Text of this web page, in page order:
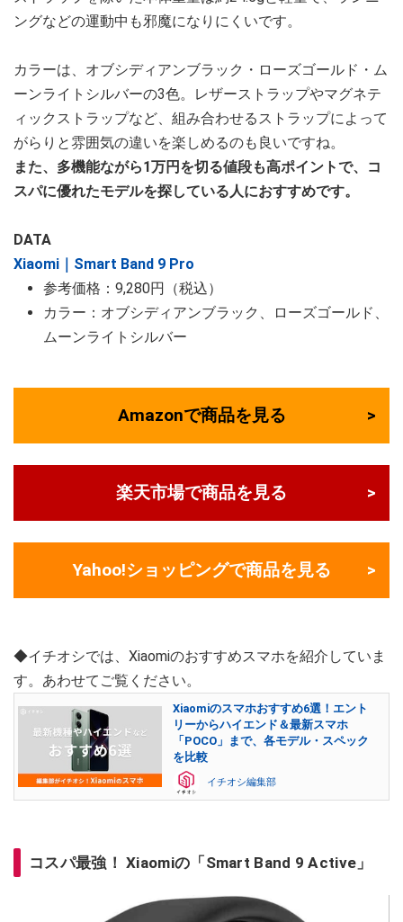
ングなどの運動中も邪魔になりにくいです。
カラーは、オブシディアンブラック・ローズゴールド・ム
ーンライトシルバーの3色。レザーストラップやマグネテ
ィックストラップなど、組み合わせるストラップによって
がらりと雰囲気の違いを楽しめるのも良いですね。
また、多機能ながら1万円を切る値段も高ポイントで、コ
スパに優れたモデルを探している人におすすめです。
DATA
Xiaomi｜Smart Band 9 Pro
参考価格：9,280円（税込）
カラー：オブシディアンブラック、ローズゴールド、
ムーンライトシルバー
Amazonで商品を見る
楽天市場で商品を見る
Yahoo!ショッピングで商品を見る
◆イチオシでは、Xiaomiのおすすめスマホを紹介していま
す。あわせてご覧ください。
Xiaomiのスマホおすすめ6選！エント
リーからハイエンド＆最新スマホ
「POCO」まで、各モデル・スペック
を比較
イチオシ編集部
コスパ最強！ Xiaomiの「Smart Band 9 Active」